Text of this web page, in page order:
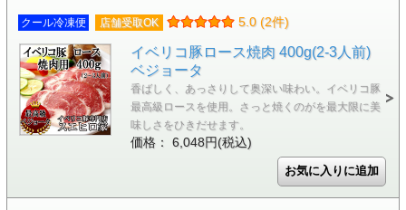
クール冷凍便 店舗受取OK 5.0 (2件)
イベリコ豚ロース焼肉 400g(2-3人前)
ベジョータ
香ばしく、あっさりして奥深い味わい。イベリコ豚
最高級ロースを使用。さっと焼くのがを最大限に美
味しさをひきだせます。
価格： 6,048円(税込)